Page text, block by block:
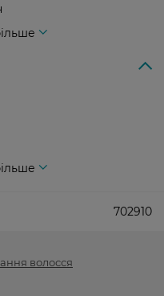
702910
волосся